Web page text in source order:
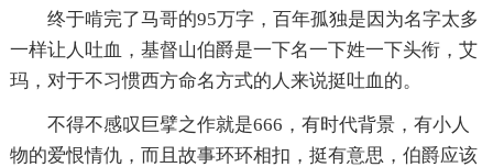
终于啃完了马哥的95万字，百年孤独是因为名字太多
一样让人吐血，基督山伯爵是一下名一下姓一下头衔，艾
玛，对于不习惯西方命名方式的人来说挺吐血的。
不得不感叹巨擘之作就是666，有时代背景，有小人
物的爱恨情仇，而且故事环环相扣，挺有意思，伯爵应该